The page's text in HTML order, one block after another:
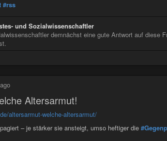
#rss
und Sozialwissenschaftler
demnächst eine gute Antwort auf diese
Altersarmut!
altersarmut-welche-altersarmut/
– je stärker sie ansteigt, umso heftiger die